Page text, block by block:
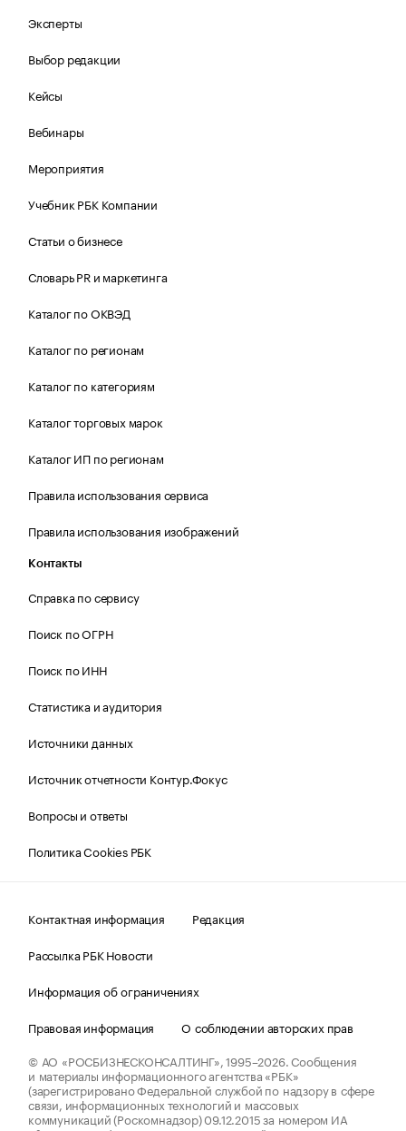
Эксперты
Выбор редакции
Кейсы
Вебинары
Мероприятия
Учебник РБК Компании
Статьи о бизнесе
Словарь PR и маркетинга
Каталог по ОКВЭД
Каталог по регионам
Каталог по категориям
Каталог торговых марок
Каталог ИП по регионам
Правила использования сервиса
Правила использования изображений
Контакты
Справка по сервису
Поиск по ОГРН
Поиск по ИНН
Статистика и аудитория
Источники данных
Источник отчетности Контур.Фокус
Вопросы и ответы
Политика Cookies РБК
Контактная информация
Редакция
Рассылка РБК Новости
Информация об ограничениях
Правовая информация
О соблюдении авторских прав
© АО «РОСБИЗНЕСКОНСАЛТИНГ»,1995–2026.Сообщения
и материалы информационного агентства «РБК»
(зарегистрировано Федеральной службой по надзору в сфере
связи, информационных технологий и массовых
коммуникаций (Роскомнадзор) 09.12.2015 за номером ИА